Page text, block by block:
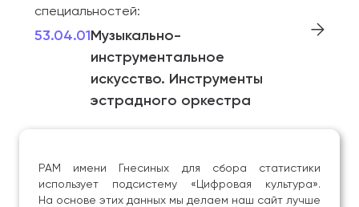
специальностей:
53.04.01Музыкально-
инструментальное
искусство. Инструменты
эстрадного оркестра
специальности, направления
подготовки, группы научных
РАМ имени Гнесиных для сбора статистики
использует подсистему «Цифровая культура».
На основе этих данных мы делаем наш сайт лучше